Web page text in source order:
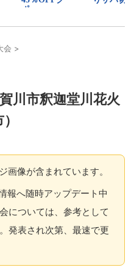
会 >
川市釈迦堂川花火
像が含まれています。
へ随時アップデート中
については、参考として
発表され次第、最速で更